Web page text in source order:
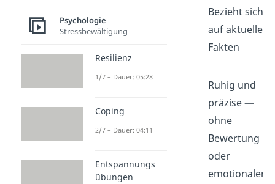
Bezieht sich
auf aktuelle
Fakten
Sachlicher Ton
Ruhig und
präzise —
ohne
Bewertung
oder
emotionalen
Psychologie
Stressbewältigung
Resilienz
1/7 – Dauer: 05:28
Coping
2/7 – Dauer: 04:11
Entspannungs
übungen